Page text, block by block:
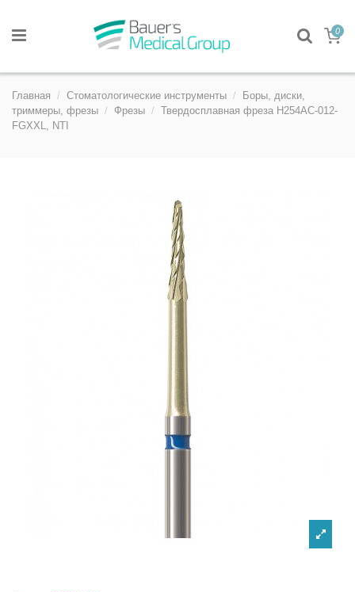
0
Главная Стоматологические инструменты
Боры, диски,
триммеры, фрезы
Фрезы
Твердосплавная фреза H254AC-012-
FGXXL, NTI